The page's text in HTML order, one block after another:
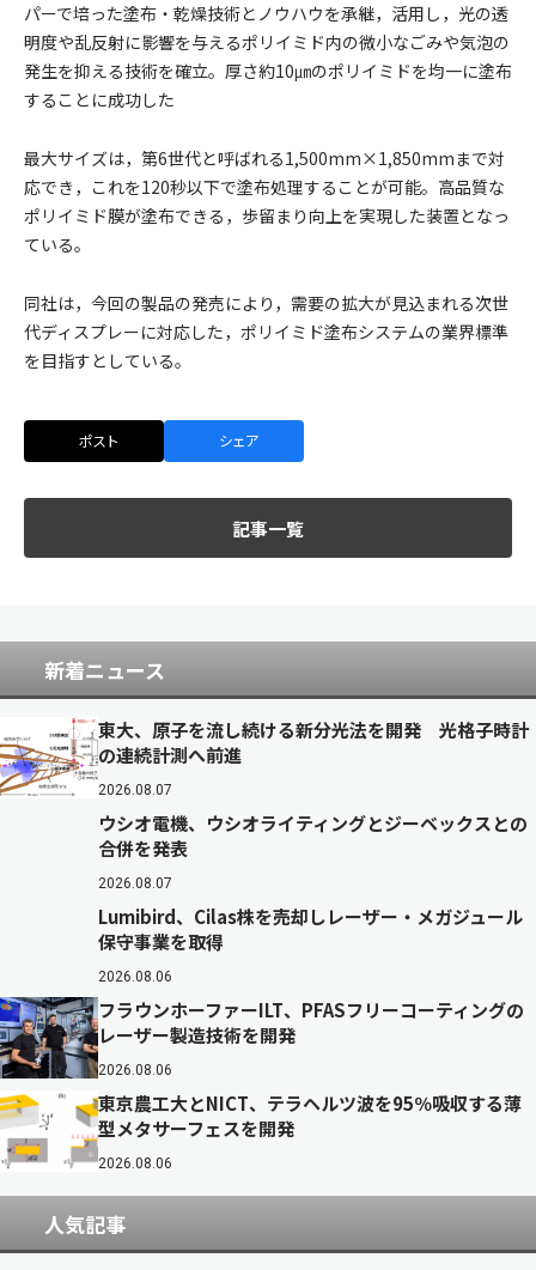
パーで培った塗布・乾燥技術とノウハウを承継，活用し，光の透
明度や乱反射に影響を与えるポリイミド内の微小なごみや気泡の
発生を抑える技術を確立。厚さ約10㎛のポリイミドを均一に塗布
することに成功した
最大サイズは，第6世代と呼ばれる1,500mm×1,850mmまで対
応でき，これを120秒以下で塗布処理することが可能。高品質な
ポリイミド膜が塗布できる，歩留まり向上を実現した装置となっ
ている。
同社は，今回の製品の発売により，需要の拡大が見込まれる次世
代ディスプレーに対応した，ポリイミド塗布システムの業界標準
を目指すとしている。
ポスト シェア
記事一覧
新着ニュース
東大、原子を流し続ける新分光法を開発 光格子時計
の連続計測へ前進
2026.08.07
ウシオ電機、ウシオライティングとジーベックスとの
合併を発表
2026.08.07
Lumibird、Cilas株を売却しレーザー・メガジュール
保守事業を取得
2026.08.06
フラウンホーファーILT、PFASフリーコーティングの
レーザー製造技術を開発
2026.08.06
東京農工大とNICT、テラヘルツ波を95％吸収する薄
型メタサーフェスを開発
2026.08.06
人気記事